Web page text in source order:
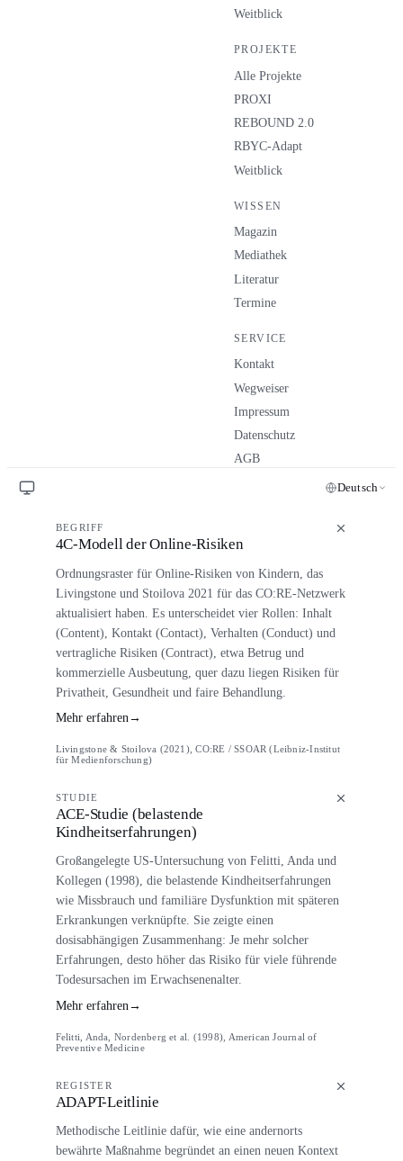
Weitblick
PROJEKTE
Alle Projekte
PROXI
REBOUND 2.0
RBYC-Adapt
Weitblick
WISSEN
Magazin
Mediathek
Literatur
Termine
SERVICE
Kontakt
Wegweiser
Impressum
Datenschutz
AGB
Deutsch
BEGRIFF
4C-Modell der Online-Risiken
Ordnungsraster für Online-Risiken von Kindern, das
Livingstone und Stoilova 2021 für das CO:RE-Netzwerk
aktualisiert haben. Es unterscheidet vier Rollen: Inhalt
(Content), Kontakt (Contact), Verhalten (Conduct) und
vertragliche Risiken (Contract), etwa Betrug und
kommerzielle Ausbeutung, quer dazu liegen Risiken für
Privatheit, Gesundheit und faire Behandlung.
Mehr erfahren→
Livingstone & Stoilova (2021), CO:RE / SSOAR (Leibniz-Institut
für Medienforschung)
STUDIE
ACE-Studie (belastende
Kindheitserfahrungen)
Großangelegte US-Untersuchung von Felitti, Anda und
Kollegen (1998), die belastende Kindheitserfahrungen
wie Missbrauch und familiäre Dysfunktion mit späteren
Erkrankungen verknüpfte. Sie zeigte einen
dosisabhängigen Zusammenhang: Je mehr solcher
Erfahrungen, desto höher das Risiko für viele führende
Todesursachen im Erwachsenenalter.
Mehr erfahren →
Felitti, Anda, Nordenberg et al. (1998), American Journal of
Preventive Medicine
REGISTER
ADAPT-Leitlinie
Methodische Leitlinie dafür, wie eine andernorts
bewährte Maßnahme begründet an einen neuen Kontext